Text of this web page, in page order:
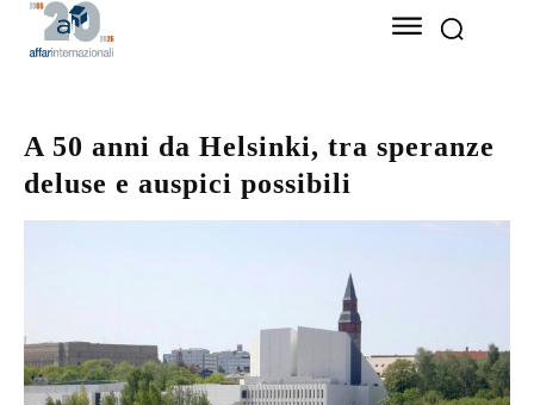
A 50 anni da Helsinki, tra speranze
deluse e auspici possibili